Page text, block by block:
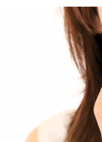
4． 懐中電灯
この心理テストでわ
あなたの「究極の裏
とっさに握りしめた
とする「本当に大切
られない極限の場面
が表に出るのです。